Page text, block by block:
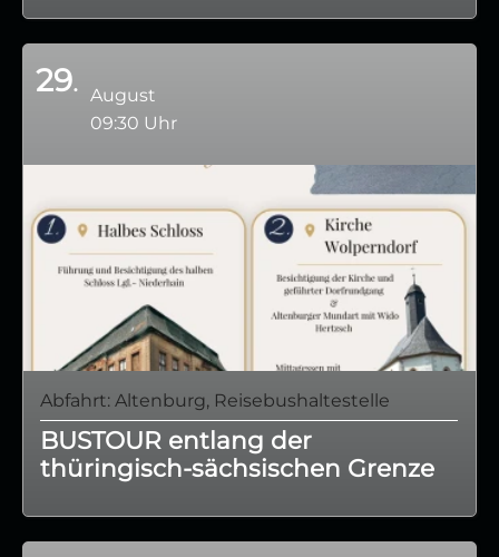
29
August
09:30 Uhr
Abfahrt: Altenburg, Reisebushaltestelle
BUSTOUR entlang der
thüringisch-sächsischen Grenze